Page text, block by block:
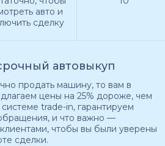
авто и
сделку
автовыкуп
продать машину, то вам в
цены на 25% дороже, чем
trade-in, гарантируем
и что важно —
чтобы вы были уверены
сделки.